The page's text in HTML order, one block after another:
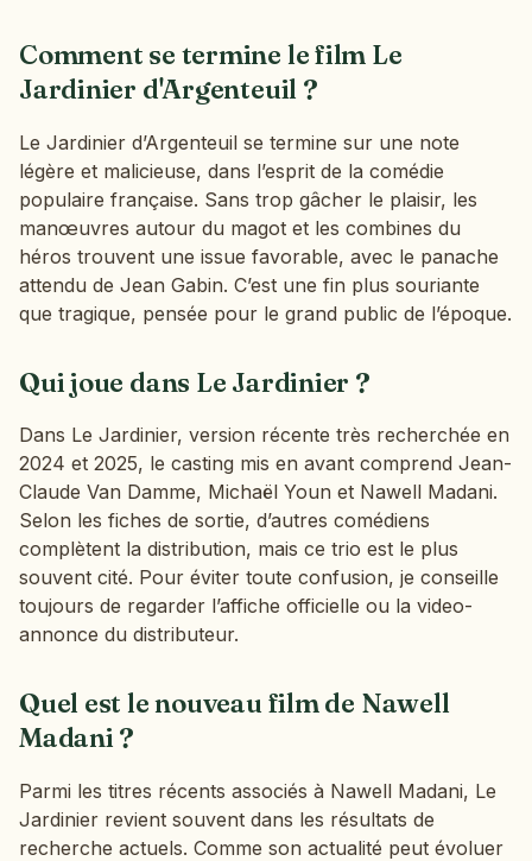
Comment se termine le film Le
Jardinier d'Argenteuil ?
Le Jardinier d’Argenteuil se termine sur une note
légère et malicieuse, dans l’esprit de la comédie
populaire française. Sans trop gâcher le plaisir, les
manœuvres autour du magot et les combines du
héros trouvent une issue favorable, avec le panache
attendu de Jean Gabin. C’est une fin plus souriante
que tragique, pensée pour le grand public de l’époque.
Qui joue dans Le Jardinier ?
Dans Le Jardinier, version récente très recherchée en
2024 et 2025, le casting mis en avant comprend Jean-
Claude Van Damme, Michaël Youn et Nawell Madani.
Selon les fiches de sortie, d’autres comédiens
complètent la distribution, mais ce trio est le plus
souvent cité. Pour éviter toute confusion, je conseille
toujours de regarder l’affiche officielle ou la video-
annonce du distributeur.
Quel est le nouveau film de Nawell
Madani ?
Parmi les titres récents associés à Nawell Madani, Le
Jardinier revient souvent dans les résultats de
recherche actuels. Comme son actualité peut évoluer